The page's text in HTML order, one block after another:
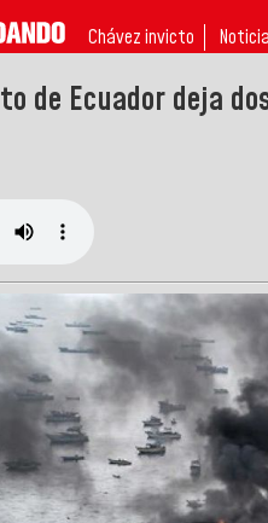
Chávez invicto
de Ecuador deja